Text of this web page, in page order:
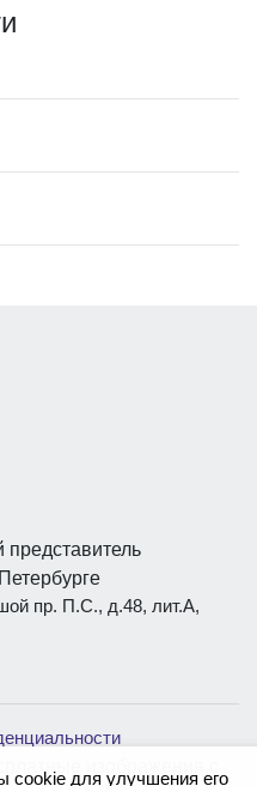
пр. П.С., д.48, лит.А,
cookie для улучшения его